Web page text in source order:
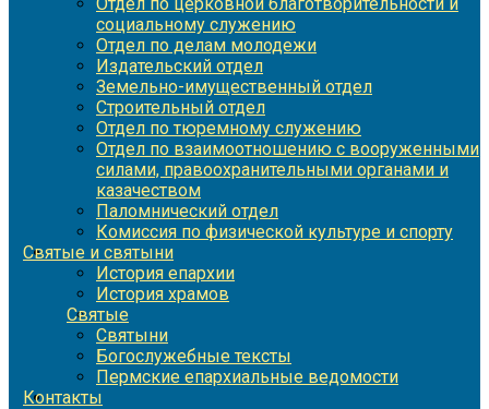
социальному служению
Отдел по делам молодежи
Издательский отдел
Земельно-имущественный отдел
Строительный отдел
Отдел по тюремному служению
Отдел по взаимоотношению с вооруженными
силами, правоохранительными органами и
казачеством
Паломнический отдел
Комиссия по физической культуре и спорту
Святые и святыни
История епархии
История храмов
Святые
Святыни
Богослужебные тексты
Пермские епархиальные ведомости
Контакты